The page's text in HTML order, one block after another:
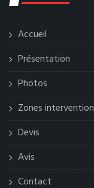
Accueil
Présentation
Photos
Zones intervention
Devis
Avis
Contact